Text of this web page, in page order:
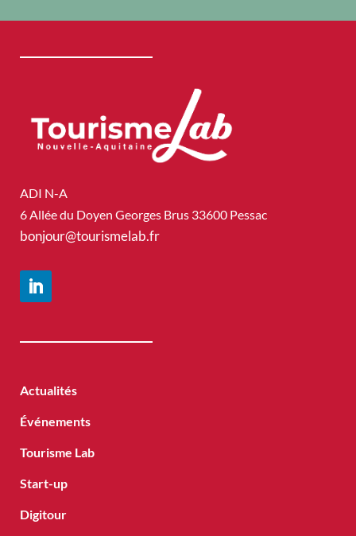
ADI N-A
6 Allée du Doyen Georges Brus 33600 Pessac
bonjour@tourismelab.fr
Actualités
Événements
Tourisme Lab
Start-up
Digitour